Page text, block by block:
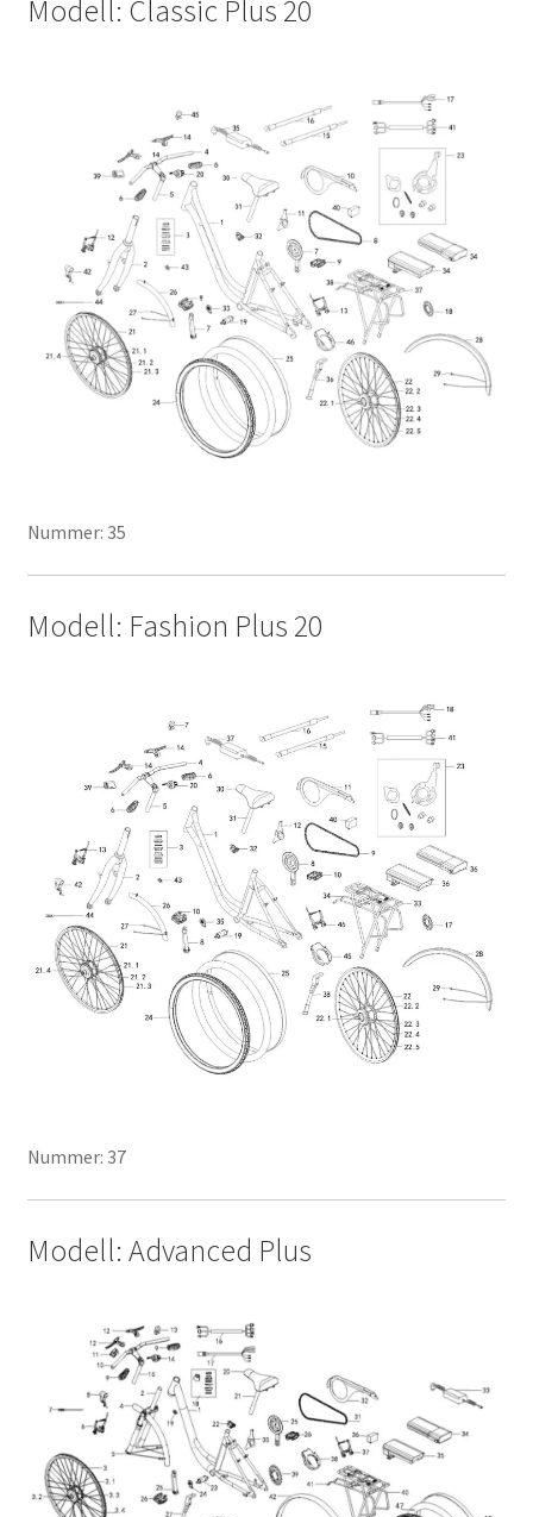
Modell: Classic Plus 20
Nummer: 35
Modell: Fashion Plus 20
Nummer: 37
Modell: Advanced Plus